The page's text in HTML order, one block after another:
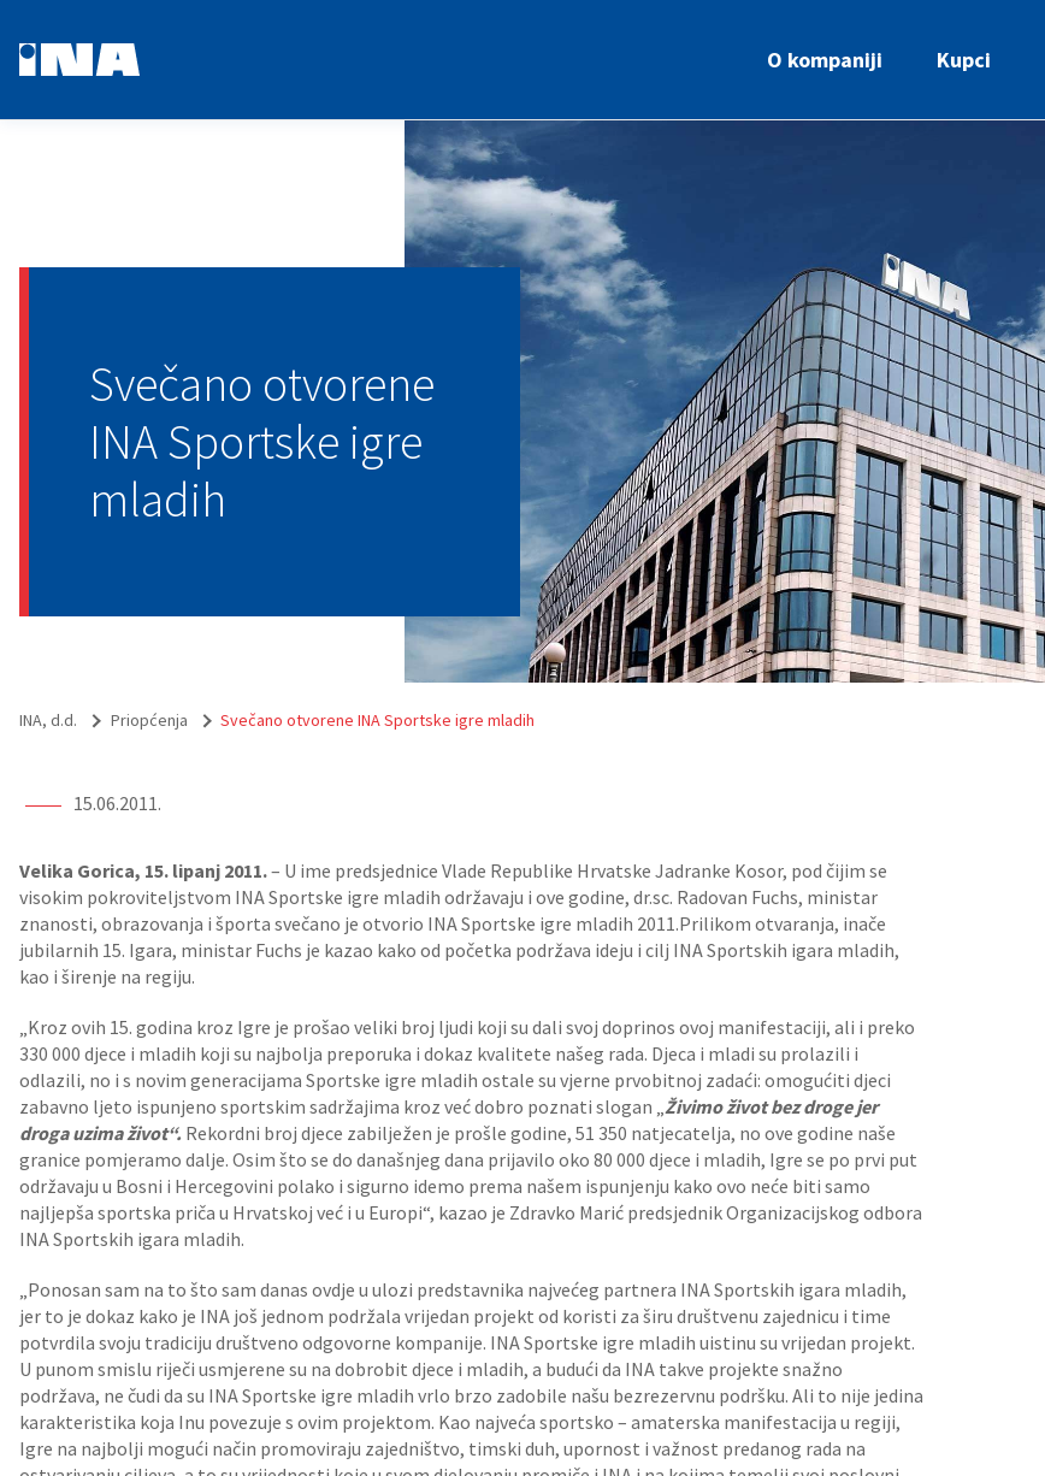
O kompaniji Kupci
Svečano otvorene
INA Sportske igre
mladih
INA, d.d. Priopćenja Svečano otvorene INA Sportske igre mladih
15.06.2011.
Velika Gorica, 15. lipanj 2011.– U ime predsjednice Vlade Republike Hrvatske Jadranke Kosor, pod čijim se
visokim pokroviteljstvom INA Sportske igre mladih održavaju i ove godine, dr.sc. Radovan Fuchs, ministar
znanosti, obrazovanja i športa svečano je otvorio INA Sportske igre mladih 2011.Prilikom otvaranja, inače
jubilarnih 15. Igara, ministar Fuchs je kazao kako od početka podržava ideju i cilj INA Sportskih igara mladih,
kao i širenje na regiju.
„Kroz ovih 15. godina kroz Igre je prošao veliki broj ljudi koji su dali svoj doprinos ovoj manifestaciji, ali i preko
330 000 djece i mladih koji su najbolja preporuka i dokaz kvalitete našeg rada. Djeca i mladi su prolazili i
odlazili, no i s novim generacijama Sportske igre mladih ostale su vjerne prvobitnoj zadaći: omogućiti djeci
zabavno ljeto ispunjeno sportskim sadržajima kroz već dobro poznati slogan „Živimo život bez droge jer
droga uzima život“. Rekordni broj djece zabilježen je prošle godine, 51 350 natjecatelja, no ove godine naše
granice pomjeramo dalje. Osim što se do današnjeg dana prijavilo oko 80 000 djece i mladih, Igre se po prvi put
održavaju u Bosni i Hercegovini polako i sigurno idemo prema našem ispunjenju kako ovo neće biti samo
najljepša sportska priča u Hrvatskoj već i u Europi“, kazao je Zdravko Marić predsjednik Organizacijskog odbora
INA Sportskih igara mladih.
„Ponosan sam na to što sam danas ovdje u ulozi predstavnika najvećeg partnera INA Sportskih igara mladih,
jer to je dokaz kako je INA još jednom podržala vrijedan projekt od koristi za širu društvenu zajednicu i time
potvrdila svoju tradiciju društveno odgovorne kompanije. INA Sportske igre mladih uistinu su vrijedan projekt.
U punom smislu riječi usmjerene su na dobrobit djece i mladih, a budući da INA takve projekte snažno
podržava, ne čudi da su INA Sportske igre mladih vrlo brzo zadobile našu bezrezervnu podršku. Ali to nije jedina
karakteristika koja Inu povezuje s ovim projektom. Kao najveća sportsko – amaterska manifestacija u regiji,
Igre na najbolji mogući način promoviraju zajedništvo, timski duh, upornost i važnost predanog rada na